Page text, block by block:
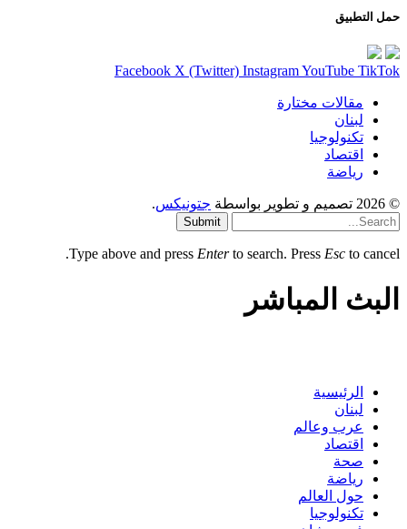
حمل التطبيق
Facebook X (Twitter) InstagramYouTube TikTok
مقالات مختارة
لبنان
تكنولوجيا
اقتصاد
رياضة
© 2026 تصميم و تطوير بواسطة جتونيكس.
Submit
Type above and press Enterto search. Press Esc to cancel.
البث المباشر
الرئيسية
لبنان
عرب وعالم
اقتصاد
صحة
رياضة
حول العالم
تكنولوجيا